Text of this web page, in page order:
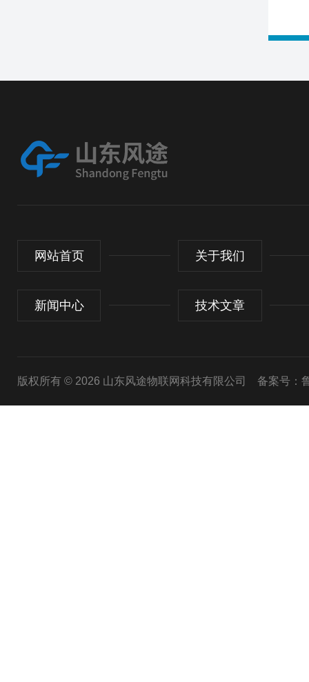
网站首页 关于我们
新闻中心 技术文章
版权所有 © 2026 山东风途物联网科技有限公司 备案号：